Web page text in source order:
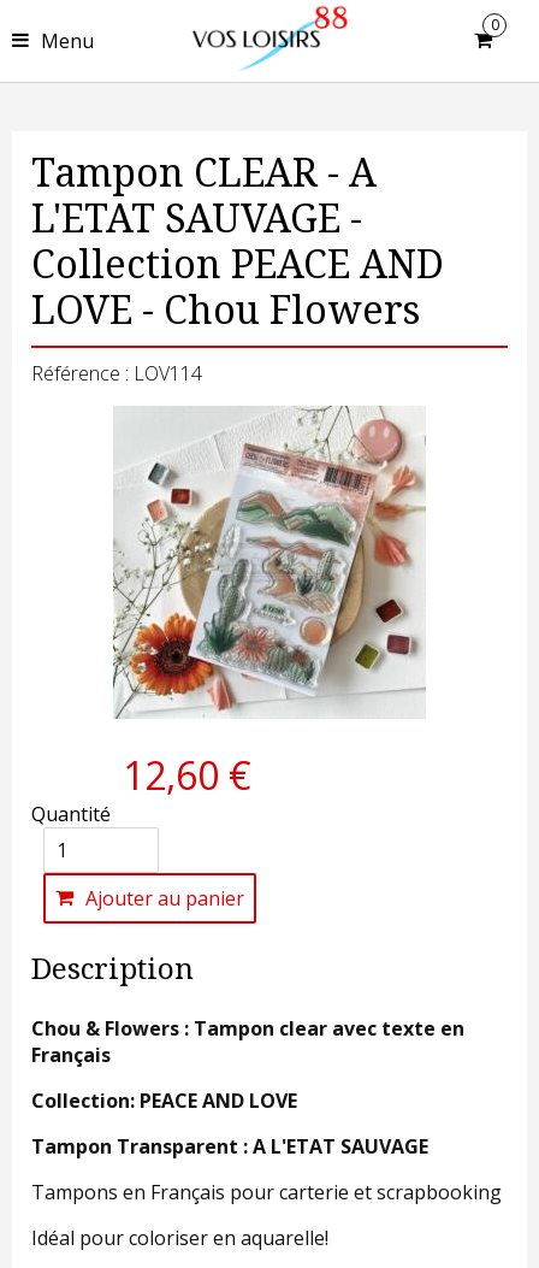
Menu
0
Tampon CLEAR - A
L'ETAT SAUVAGE -
Collection PEACE AND
LOVE - Chou Flowers
Référence : LOV114
12,60 €
Quantité
Ajouter au panier
Description
Chou & Flowers : Tampon clear avec texte en
Français
Collection: PEACE AND LOVE
Tampon Transparent : A L'ETAT SAUVAGE
Tampons en Français pour carterie et scrapbooking
Idéal pour coloriser en aquarelle!